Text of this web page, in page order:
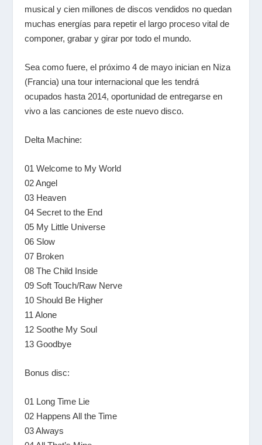
musical y cien millones de discos vendidos no quedan
muchas energías para repetir el largo proceso vital de
componer, grabar y girar por todo el mundo.
Sea como fuere, el próximo 4 de mayo inician en Niza
(Francia) una tour internacional que les tendrá
ocupados hasta 2014, oportunidad de entregarse en
vivo a las canciones de este nuevo disco.
Delta Machine:
01 Welcome to My World
02 Angel
03 Heaven
04 Secret to the End
05 My Little Universe
06 Slow
07 Broken
08 The Child Inside
09 Soft Touch/Raw Nerve
10 Should Be Higher
11 Alone
12 Soothe My Soul
13 Goodbye
Bonus disc:
01 Long Time Lie
02 Happens All the Time
03 Always